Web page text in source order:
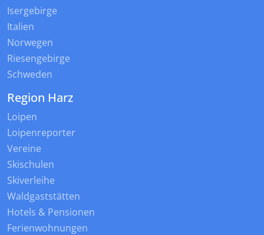
Isergebirge
Italien
Norwegen
Riesengebirge
Schweden
Region Harz
Loipen
Loipenreporter
Vereine
Skischulen
Skiverleihe
Waldgaststätten
Hotels & Pensionen
Ferienwohnungen